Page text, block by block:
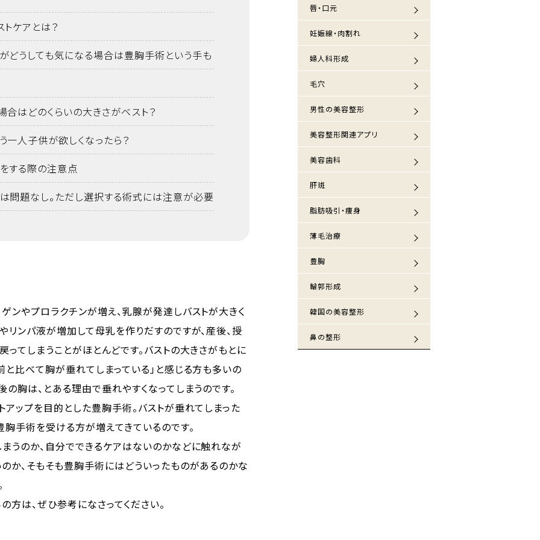
ケアとは？
どうしても気になる場合は豊胸手術という手も
はどのくらいの大きさがベスト？
一人子供が欲しくなったら？
する際の注意点
問題なし。ただし選択する術式には注意が必要
ンやプロラクチンが増え、乳腺が発達しバストが大きく
リンパ液が増加して母乳を作りだすのですが、産後、授
てしまうことがほとんどです。バストの大きさがもとに
と比べて胸が垂れてしまっている」と感じる方も多いの
胸は、とある理由で垂れやすくなってしまうのです。
アップを目的とした豊胸手術。バストが垂れてしまった
胸手術を受ける方が増えてきているのです。
うのか、自分でできるケアはないのかなどに触れなが
か、そもそも豊胸手術にはどういったものがあるのかな
は、ぜひ参考になさってください。
唇・口元
妊娠線・肉割れ
婦人科形成
毛穴
男性の美容整形
美容整形関連アプリ
美容歯科
肝斑
脂肪吸引・痩身
薄毛治療
豊胸
輪郭形成
韓国の美容整形
鼻の整形